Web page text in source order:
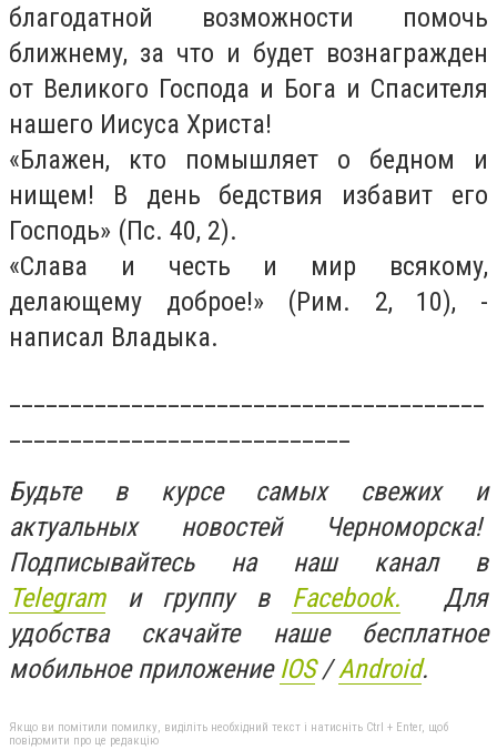
благодатной возможности помочь
ближнему, за что и будет вознагражден
от Великого Господа и Бога и Спасителя
нашего Иисуса Христа!
«Блажен, кто помышляет о бедном и
нищем! В день бедствия избавит его
Господь» (Пс. 40, 2).
«Слава и честь и мир всякому,
делающему доброе!» (Рим. 2, 10), -
написал Владыка.
Будьте в курсе самых свежих и
актуальных новостей Черноморска!
Подписывайтесь на наш канал в
Telegramи группу в Facebook. Для
удобства скачайте наше бесплатное
мобильное приложение IOS/Android.
Якщо ви помітили помилку, виділіть необхідний текст і натисніть Ctrl + Enter, щоб
повідомити про це редакцію